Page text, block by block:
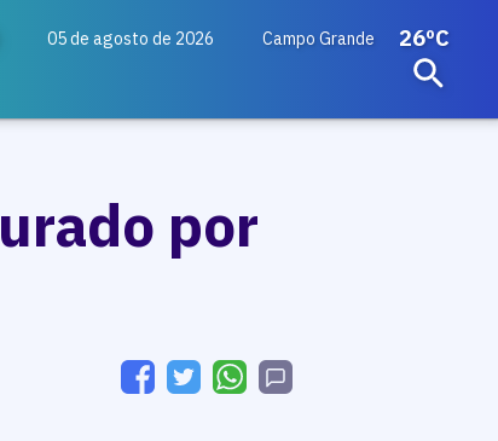
05 de agosto de 2026 Campo Grande 26ºC
por